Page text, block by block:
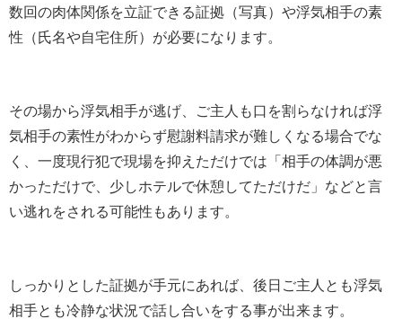
数回の肉体関係を立証できる証拠（写真）や浮気相手の素
性（氏名や自宅住所）が必要になります。
その場から浮気相手が逃げ、ご主人も口を割らなければ浮
気相手の素性がわからず慰謝料請求が難しくなる場合でな
く、一度現行犯で現場を抑えただけでは「相手の体調が悪
かっただけで、少しホテルで休憩してただけだ」などと言
い逃れをされる可能性もあります。
しっかりとした証拠が手元にあれば、後日ご主人とも浮気
相手とも冷静な状況で話し合いをする事が出来ます。